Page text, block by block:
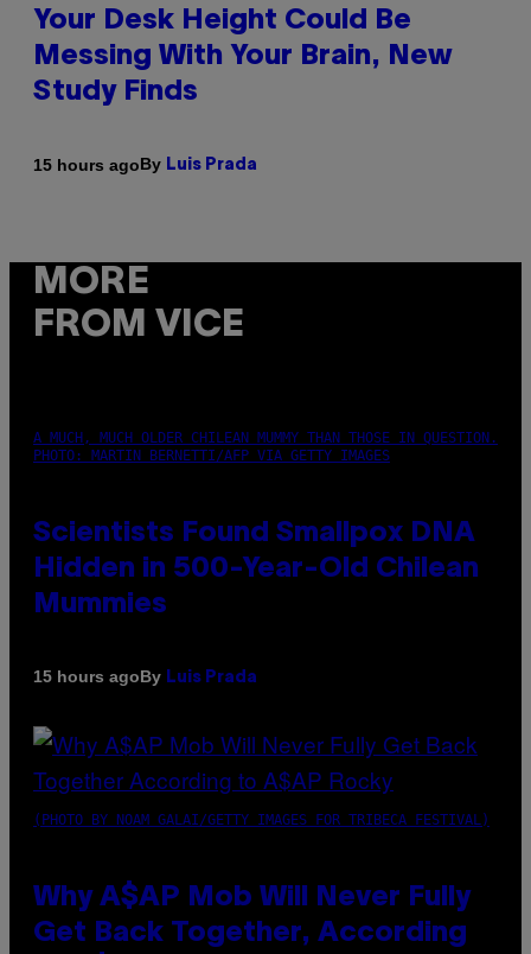
Your Desk Height Could Be
Messing With Your Brain, New
Study Finds
15 hours agoBy Luis Prada
MORE
FROM VICE
A MUCH, MUCH OLDER CHILEAN MUMMY THAN THOSE IN QUESTION.
PHOTO: MARTIN BERNETTI/AFP VIA GETTY IMAGES
Scientists Found Smallpox DNA
Hidden in 500-Year-Old Chilean
Mummies
15 hours agoBy Luis Prada
(PHOTO BY NOAM GALAI/GETTY IMAGES FOR TRIBECA FESTIVAL)
Why A$AP Mob Will Never Fully
Get Back Together, According